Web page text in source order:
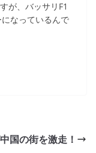
が、バッサリF1
なっているんで
国の街を激走！